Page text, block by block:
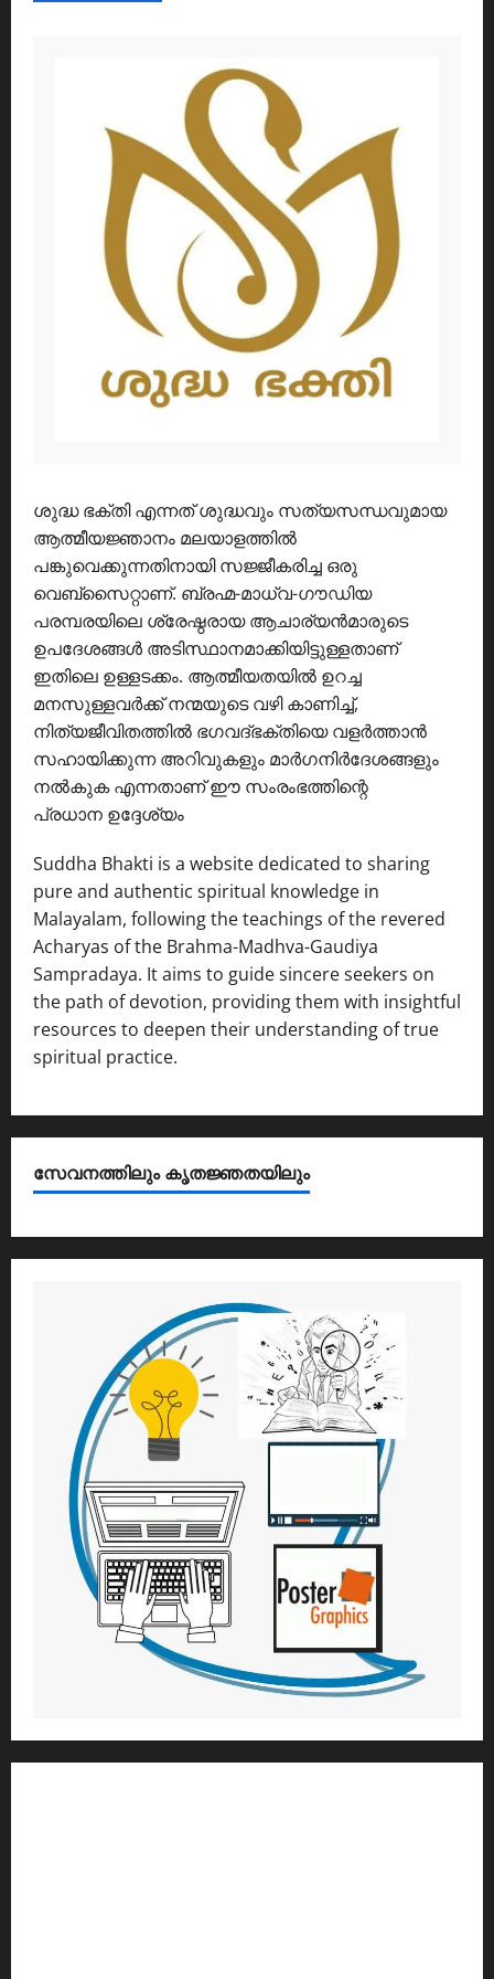
ശുദ്ധ ഭക്തി എന്നത് ശുദ്ധവും സത്യസന്ധവുമായ
ആത്മീയജ്ഞാനം മലയാളത്തിൽ
പങ്കുവെക്കുന്നതിനായി സജ്ജീകരിച്ച ഒരു
വെബ്സൈറ്റാണ്. ബ്രഹ്മ-മാധ്വ-ഗൗഡിയ
പരമ്പരയിലെ ശ്രേഷ്ഠരായ ആചാര്യൻമാരുടെ
ഉപദേശങ്ങൾ അടിസ്ഥാനമാക്കിയിട്ടുള്ളതാണ്
ഇതിലെ ഉള്ളടക്കം. ആത്മീയതയിൽ ഉറച്ച
മനസുള്ളവർക്ക് നന്മയുടെ വഴി കാണിച്ച്,
നിത്യജീവിതത്തിൽ ഭഗവദ്ഭക്തിയെ വളർത്താൻ
സഹായിക്കുന്ന അറിവുകളും മാർഗനിർദേശങ്ങളും
നൽകുക എന്നതാണ് ഈ സംരംഭത്തിന്റെ
പ്രധാന ഉദ്ദേശ്യം
Suddha Bhakti is a website dedicated to sharing
pure and authentic spiritual knowledge in
Malayalam, following the teachings of the revered
Acharyas of the Brahma-Madhva-Gaudiya
Sampradaya. It aims to guide sincere seekers on
the path of devotion, providing them with insightful
resources to deepen their understanding of true
spiritual practice.
സേവനത്തിലും കൃതജ്ഞതയിലും